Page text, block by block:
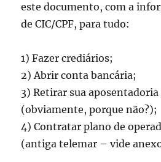
este documento, com a
de CIC/CPF, para tudo:
1) Fazer crediários;
2) Abrir conta bancária;
3) Retirar sua aposentadoria
(obviamente, porque não?);
4) Contratar plano de
(antiga telemar – vide